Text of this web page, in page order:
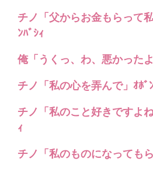
チノ「父からお金もらって
ﾝﾊﾞｼｨ
俺「うくっ、わ、悪かったよ
チノ「私の心を弄んで」ｵﾎﾞ
チノ「私のこと好きですよ
ｨ
チノ「私のものになっても